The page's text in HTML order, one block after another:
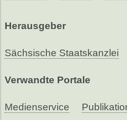
Herausgeber
Sächsische Staatskanzlei
Verwandte Portale
Medienservice